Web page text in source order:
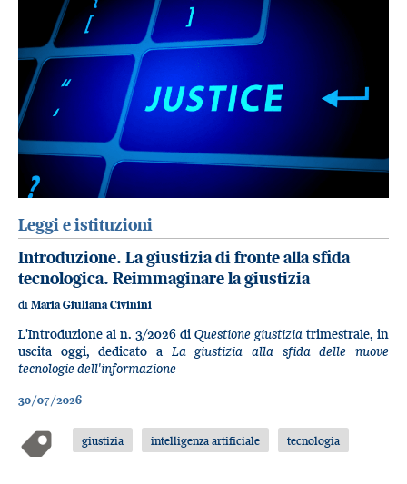
Leggi e istituzioni
Introduzione. La giustizia di fronte alla sfida
tecnologica. Reimmaginare la giustizia
di Maria Giuliana Civinini
L'Introduzione al n. 3/2026 di Questione giustizia trimestrale, in
uscita oggi, dedicato a La giustizia alla sfida delle nuove
tecnologie dell'informazione
30/07/2026
giustizia intelligenza artificiale tecnologia